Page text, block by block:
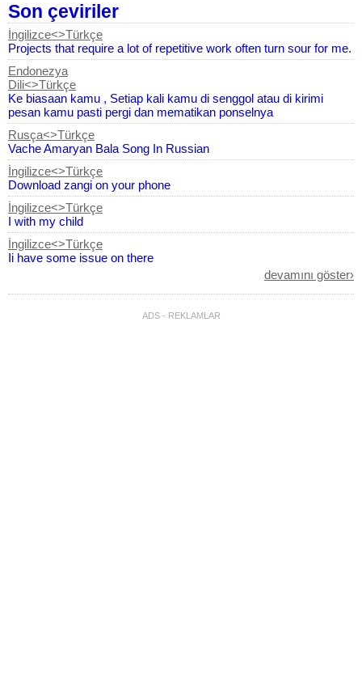
Son çeviriler
İngilizce<>Türkçe
Projects that require a lot of repetitive work often turn sour for me.
Endonezya
Dili<>Türkçe
Ke biasaan kamu , Setiap kali kamu di senggol atau di kirimi
pesan kamu pasti pergi dan mematikan ponselnya
Rusça<>Türkçe
Vache Amaryan Bala Song In Russian
İngilizce<>Türkçe
Download zangi on your phone
İngilizce<>Türkçe
I with my child
İngilizce<>Türkçe
Ii have some issue on there
Все хорошо милый дремлю немного ❤️
devamını göster›
ADS - REKLAMLAR